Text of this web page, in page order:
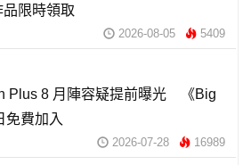
限時領取
2026-08-05 5409
Plus 8 月陣容疑提前曝光 《Big
免費加入
2026-07-28 16989